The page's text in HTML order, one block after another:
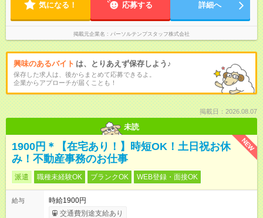
気になる！ 応募する 詳細へ
掲載元企業名 パーソルテンプスタッフ株式会社
興味のあるバイト は、とりあえず保存しよう♪
保存した求人は、後からまとめて応募できるよ。
企業からアプローチが届くことも！
掲載日：2026.08.07
未読
NEW
1900円＊【在宅あり！】時短OK！土日祝お休
み！不動産事務のお仕事
派遣 職種未経験OK ブランクOK WEB登録・面接OK
給与
時給1900円
交通費別途支給あり